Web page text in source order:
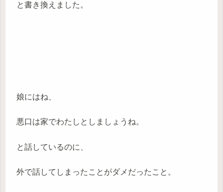
と書き換えました。
娘にはね、
悪口は家でわたしとしましょうね。
と話しているのに、
外で話してしまったことがダメだったこと。